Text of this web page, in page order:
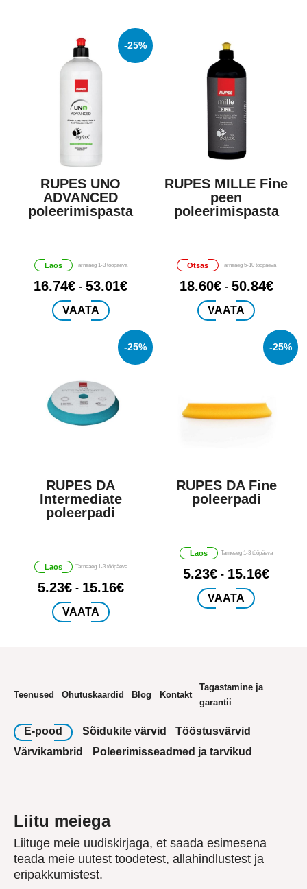
-25%
RUPES UNO
ADVANCED
poleerimispasta
Laos Tarneaeg 1-3 tööpäeva
16.74€ - 53.01€
VAATA
Sellel
tootel
on
teha
tootelehel.
RUPES MILLE Fine
peen
poleerimispasta
Otsas Tarneaeg 5-10 tööpäeva
18.60€ - 50.84€
VAATA
Sellel
tootel
on
teha
tootelehel.
-25%
RUPES DA
Intermediate
poleerpadi
Laos Tarneaeg 1-3 tööpäeva
5.23€ - 15.16€
VAATA
Sellel
tootel
on
teha
tootelehel.
-25%
RUPES DA Fine
poleerpadi
Laos Tarneaeg 1-3 tööpäeva
5.23€ - 15.16€
VAATA
Sellel
tootel
on
Valikuid
saab
tootelehel.
Teenused Ohutuskaardid Blog Kontakt
Tagastamine ja
garantii
E-pood Sõidukite värvid
Tööstusvärvid
Värvikambrid
Poleerimisseadmed ja tarvikud
Liitu meiega
Liituge meie uudiskirjaga, et saada esimesena
teada meie uutest toodetest, allahindlustest ja
eripakkumistest.